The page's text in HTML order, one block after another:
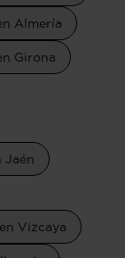
Almería
Girona
Jaén
Vizcaya